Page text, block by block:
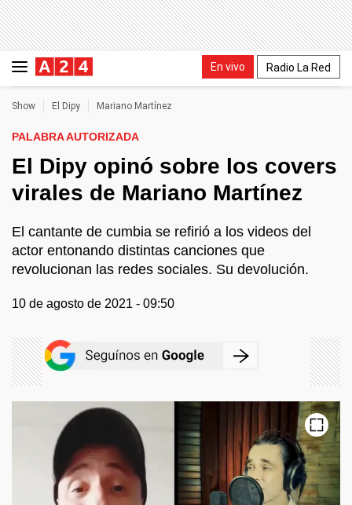
En vivo Radio La Red
Show El Dipy Mariano Martínez
PALABRA AUTORIZADA
El Dipy opinó sobre los covers
virales de Mariano Martínez
El cantante de cumbia se refirió a los videos del
actor entonando distintas canciones que
revolucionan las redes sociales. Su devolución.
10 de agosto de 2021 - 09:50